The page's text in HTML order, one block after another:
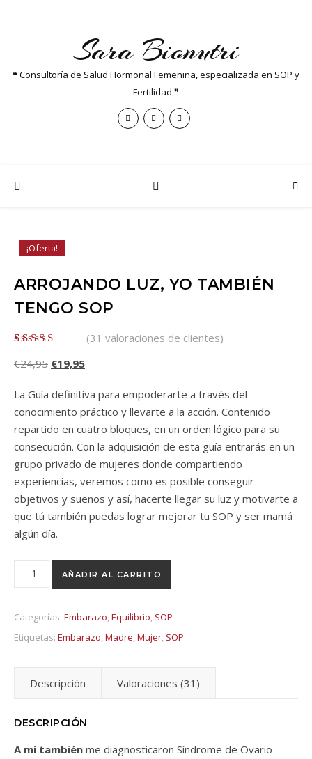
Sara Bionutri
❝ Consultoría de Salud Hormonal Femenina, especializada en SOP y
Fertilidad ❞
¡Oferta!
ARROJANDO LUZ, YO TAMBIÉN
TENGO SOP
5.00de 5 en
clientes
(31 valoraciones de clientes)
€24,95 El precio original era: €24,95.
€19,95El precio actual es: €19,95.
La Guía definitiva para empoderarte a través del
conocimiento práctico y llevarte a la acción. Contenido
repartido en cuatro bloques, en un orden lógico para su
consecución. Con la adquisición de esta guía entrarás en un
grupo privado de mujeres donde compartiendo
experiencias, veremos como es posible conseguir
objetivos y sueños y así, hacerte llegar su luz y motivarte a
que tú también puedas lograr mejorar tu SOP y ser mamá
algún día.
Arrojando Luz, Yo También Tengo SOP cantidad
AÑADIR AL CARRITO
Categorías: Embarazo,Equilibrio, SOP
Etiquetas: Embarazo,Madre,Mujer, SOP
Descripción Valoraciones (31)
DESCRIPCIÓN
A mí también me diagnosticaron Síndrome de Ovario